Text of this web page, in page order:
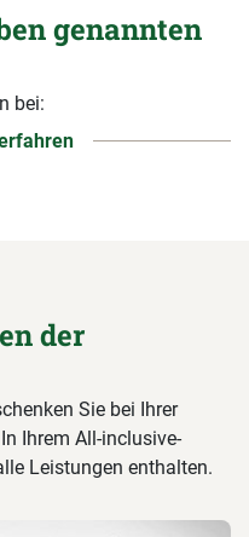
genannten
bei:
der
Sie bei Ihrer
Ihrem All-inclusive-
Leistungen enthalten.